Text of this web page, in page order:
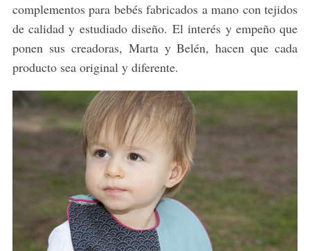
complementos para bebés fabricados a mano con tejidos
de calidad y estudiado diseño. El interés y empeño que
ponen sus creadoras, Marta y Belén, hacen que cada
producto sea original y diferente.